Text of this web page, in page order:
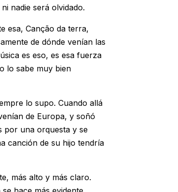
nadie será olvidado.
esa, Canção da terra,
de dónde venían las
es eso, es esa fuerza
lo sabe muy bien
lo supo. Cuando allá
de Europa, y soñó
por una orquesta y se
canción de su hijo tendría
más alto y más claro.